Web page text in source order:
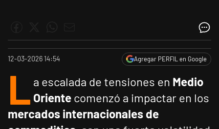
12-03-2026 14:54 Agregar PERFIL en Google
L a escalada de tensiones en Medio
Oriente comenzó a impactar en los
mercados internacionales de